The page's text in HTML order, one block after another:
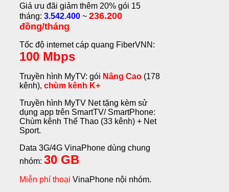
Giá ưu đãi giảm thêm 20% gói 15
tháng: 3.542.400 ~ 236.200
đồng/tháng
Tốc độ internet cáp quang FiberVNN:
100 Mbps
Truyền hình MyTV: gói Nâng Cao (178
kênh), chùm kênh K+
Truyền hình MyTV Net tặng kèm sử
dụng app trên SmartTV/ SmartPhone:
Chùm kênh Thể Thao (33 kênh) + Net
Sport.
Data 3G/4G VinaPhone dùng chung
nhóm: 30 GB
Miễn phí thoại VinaPhone nội nhóm.